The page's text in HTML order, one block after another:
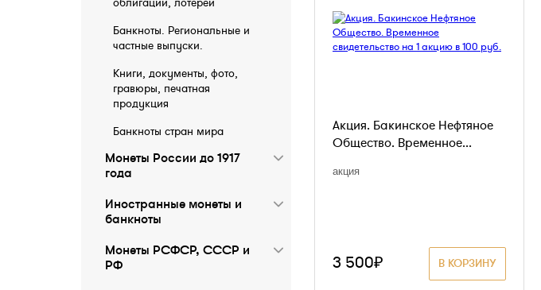
Банкноты. Региональные и
частные выпуски.
Книги, документы, фото,
гравюры, печатная
продукция
Банкноты стран мира
Монеты России до 1917
года
Иностранные монеты и
бaнкноты
Монеты РСФСР, СССР и
РФ
Акция. Бакинское Нефтяное
Общество. Временное...
акция
В КОРЗИНУ
3 500₽